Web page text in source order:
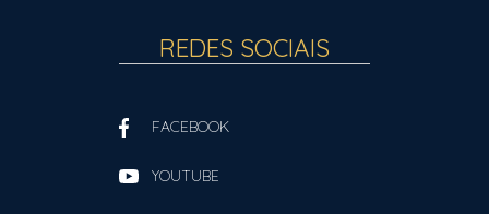
REDES SOCIAIS
FACEBOOK
YOUTUBE